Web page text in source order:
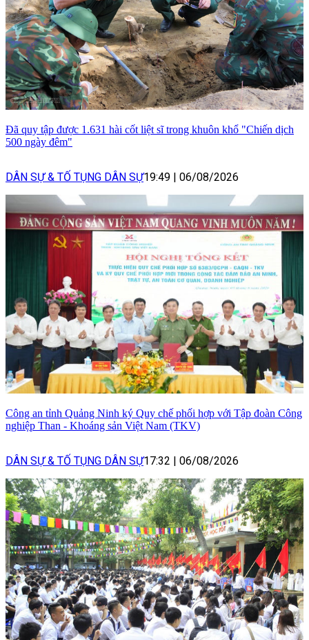
Đã quy tập được 1.631 hài cốt liệt sĩ trong khuôn khổ "Chiến dịch
500 ngày đêm"
DÂN SỰ & TỐ TỤNG DÂN SỰ19:49 06/08/2026
Công an tỉnh Quảng Ninh ký Quy chế phối hợp với Tập đoàn Công
nghiệp Than - Khoáng sản Việt Nam (TKV)
DÂN SỰ & TỐ TỤNG DÂN SỰ17:32 06/08/2026